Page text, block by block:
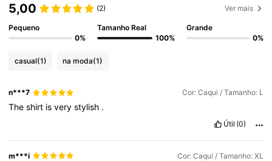
5,00 (2) Ver mais
Pequeno
0%
Tamanho Real
100%
Grande
0%
casual(1) na moda(1)
n***7 Cor: Caqui / Tamanho: L
Theshirt isverystylish .
Útil (0)
m***i Cor: Caqui / Tamanho: XL